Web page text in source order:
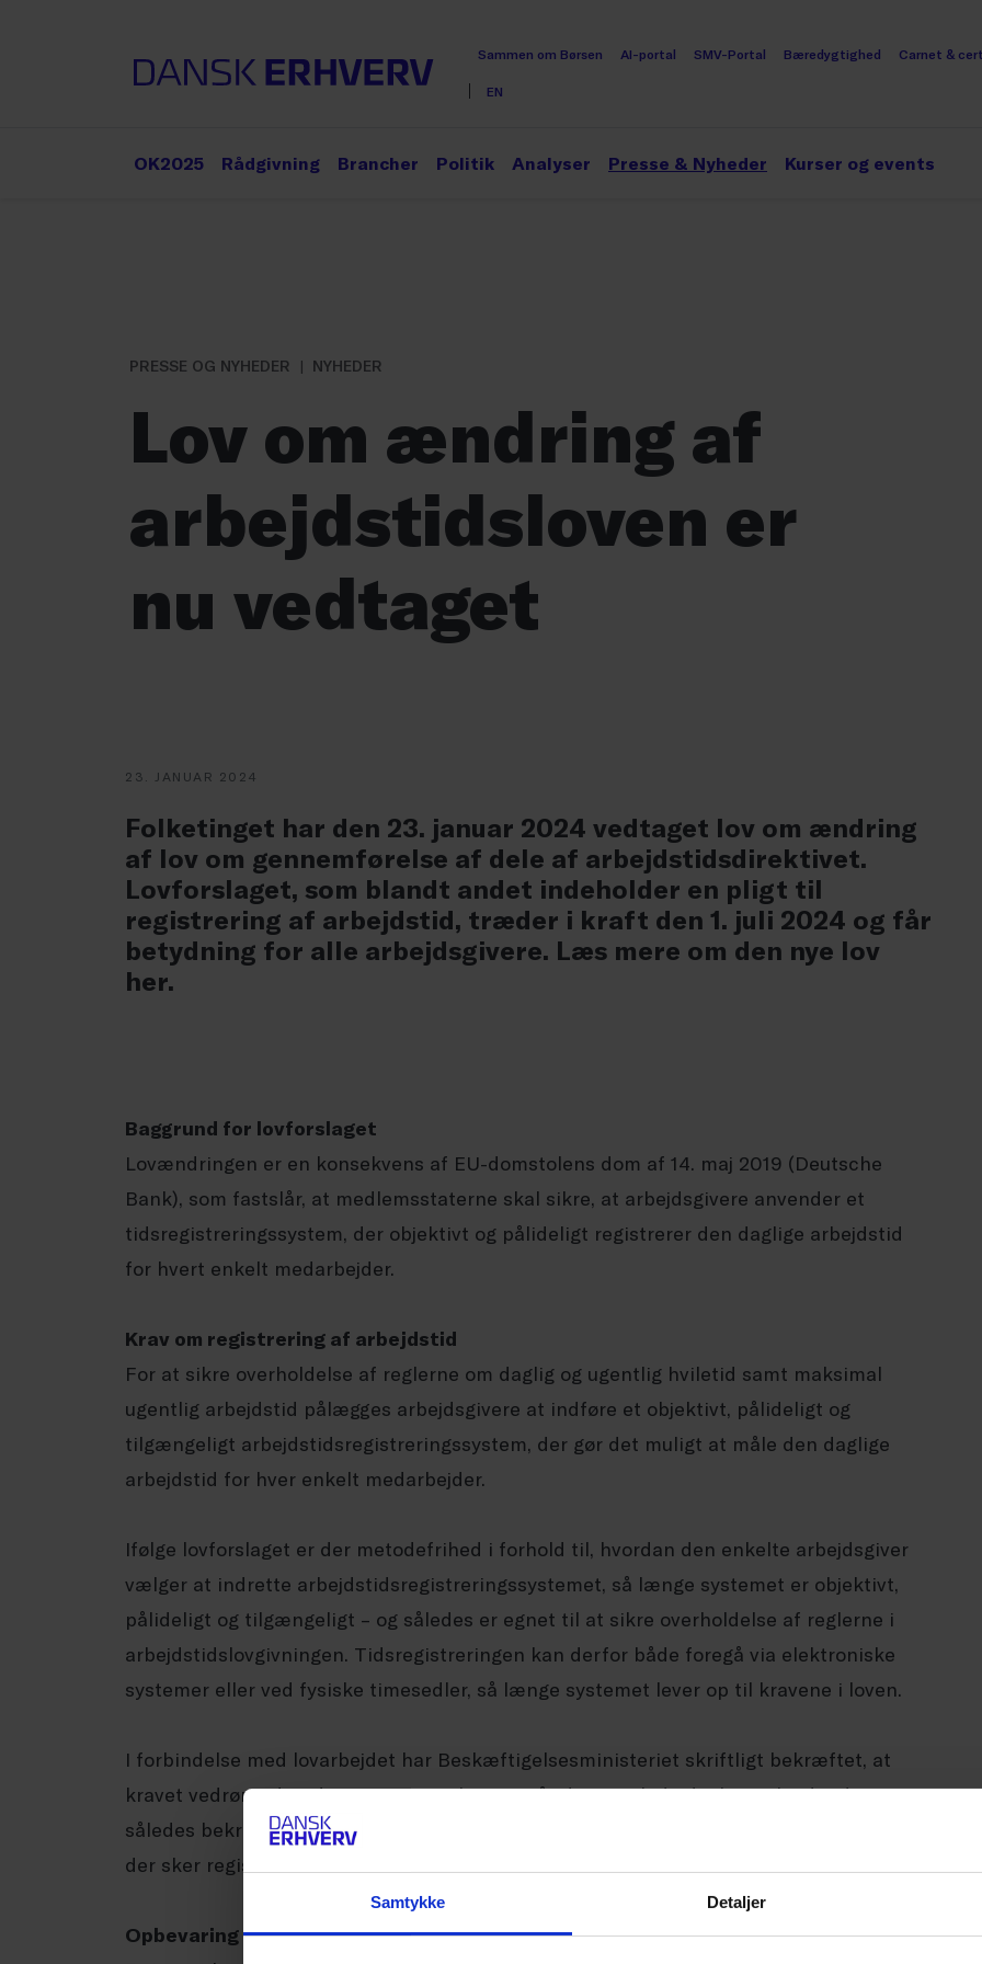
Samtykke Detaljer
Sammen om Børsen AI-portal SMV-Portal Bæredygtighed Carnet &
EN
OK2025 Rådgivning Brancher Politik Analyser Presse & Nyheder Kurser og events
PRESSE OG NYHEDER NYHEDER
Lov om ændring af
arbejdstidsloven er
nu vedtaget
23. JANUAR 2024
Folketinget har den 23. januar 2024 vedtaget lov om ændring
af lov om gennemførelse af dele af arbejdstidsdirektivet.
Lovforslaget, som blandt andet indeholder en pligt til
registrering af arbejdstid, træder i kraft den 1. juli 2024 og får
betydning for alle arbejdsgivere. Læs mere om den nye lov
her.
Baggrund for lovforslaget
Lovændringen er en konsekvens af EU-domstolens dom af 14. maj 2019 (Deutsche
Bank), som fastslår, at medlemsstaterne skal sikre, at arbejdsgivere anvender et
tidsregistreringssystem, der objektivt og pålideligt registrerer den daglige arbejdstid
for hvert enkelt medarbejder.
Krav om registrering af arbejdstid
For at sikre overholdelse af reglerne om daglig og ugentlig hviletid samt maksimal
ugentlig arbejdstid pålægges arbejdsgivere at indføre et objektivt, pålideligt og
tilgængeligt arbejdstidsregistreringssystem, der gør det muligt at måle den daglige
arbejdstid for hver enkelt medarbejder.
Ifølge lovforslaget er der metodefrihed i forhold til, hvordan den enkelte arbejdsgiver
vælger at indrette arbejdstidsregistreringssystemet, så længe systemet er objektivt,
pålideligt og tilgængeligt – og således er egnet til at sikre overholdelse af reglerne i
arbejdstidslovgivningen. Tidsregistreringen kan derfor både foregå via elektroniske
systemer eller ved fysiske timesedler, så længe systemet lever op til kravene i loven.
I forbindelse med lovarbejdet har Beskæftigelsesministeriet skriftligt bekræftet, at
kravet vedrørende tidsregistrering alene angår den samlede daglige arbejdstid. Det er
således bekræftet af beskæftigelsesministeren, at det ikke er et krav efter loven, at
der sker registrering af, hvornår på dagen arbejdstiden ligger.
Opbevaring og udlevering